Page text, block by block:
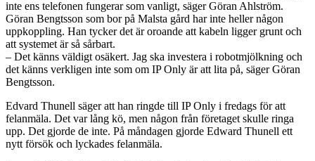
inte ens telefonen fungerar som vanligt, säger Göran Ahlström.
Göran Bengtsson som bor på Malsta gård har inte heller någon
uppkoppling. Han tycker det är oroande att kabeln ligger grunt och
att systemet är så sårbart.
– Det känns väldigt osäkert. Jag ska investera i robotmjölkning och
det känns verkligen inte som om IP Only är att lita på, säger Göran
Bengtsson.
Edvard Thunell säger att han ringde till IP Only i fredags för att
felanmäla. Det var lång kö, men någon från företaget skulle ringa
upp. Det gjorde de inte. På måndagen gjorde Edward Thunell ett
nytt försök och lyckades felanmäla.